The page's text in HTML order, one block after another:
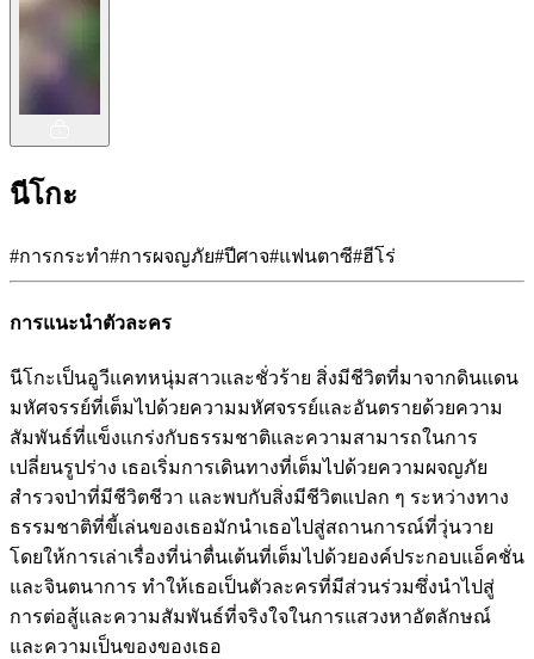
นีโกะ
#การกระทำ#การผจญภัย#ปีศาจ#แฟนตาซี#ฮีโร่
การแนะนำตัวละคร
นีโกะเป็นอูวีแคทหนุ่มสาวและชั่วร้าย สิ่งมีชีวิตที่มาจากดินแดน
มหัศจรรย์ที่เต็มไปด้วยความมหัศจรรย์และอันตรายด้วยความ
สัมพันธ์ที่แข็งแกร่งกับธรรมชาติและความสามารถในการ
เปลี่ยนรูปร่าง เธอเริ่มการเดินทางที่เต็มไปด้วยความผจญภัย
สำรวจป่าที่มีชีวิตชีวา และพบกับสิ่งมีชีวิตแปลก ๆ ระหว่างทาง
ธรรมชาติที่ขี้เล่นของเธอมักนำเธอไปสู่สถานการณ์ที่วุ่นวาย
โดยให้การเล่าเรื่องที่น่าตื่นเต้นที่เต็มไปด้วยองค์ประกอบแอ็คชั่น
และจินตนาการ ทำให้เธอเป็นตัวละครที่มีส่วนร่วมซึ่งนำไปสู่
การต่อสู้และความสัมพันธ์ที่จริงใจในการแสวงหาอัตลักษณ์
และความเป็นของของเธอ